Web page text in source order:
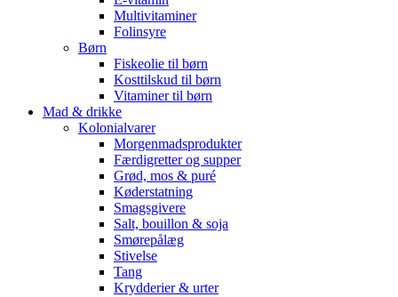
Multivitaminer
Folinsyre
Børn
Fiskeolie til børn
Kosttilskud til børn
Vitaminer til børn
Mad & drikke
Kolonialvarer
Morgenmadsprodukter
Færdigretter og supper
Grød, mos & puré
Køderstatning
Smagsgivere
Salt, bouillon & soja
Smørepålæg
Stivelse
Tang
Krydderier & urter